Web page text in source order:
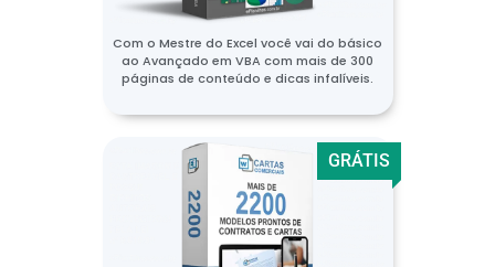
Com o Mestre do Excel você vai do básico
ao Avançado em VBA com mais de 300
páginas de conteúdo e dicas infalíveis.
GRÁTIS